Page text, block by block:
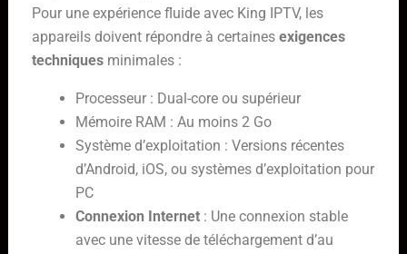
Pour une expérience fluide avec King IPTV, les
appareils doivent répondre à certaines exigences
techniquesminimales :
Processeur : Dual-core ou supérieur
Mémoire RAM : Au moins 2 Go
Système d’exploitation : Versions récentes
d’Android, iOS, ou systèmes d’exploitation pour
PC
Connexion Internet: Une connexion stable
avec une vitesse de téléchargement d’au